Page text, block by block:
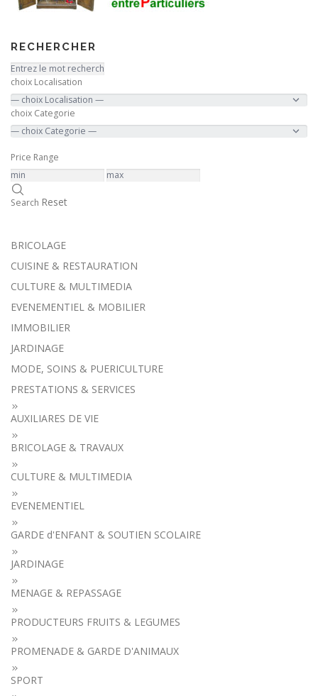
RECHERCHER
choix Localisation
choix Categorie
Price Range
Search Reset
BRICOLAGE
CUISINE & RESTAURATION
CULTURE & MULTIMEDIA
EVENEMENTIEL & MOBILIER
IMMOBILIER
JARDINAGE
MODE, SOINS & PUERICULTURE
PRESTATIONS & SERVICES
AUXILIARES DE VIE
BRICOLAGE & TRAVAUX
CULTURE & MULTIMEDIA
EVENEMENTIEL
GARDE d'ENFANT & SOUTIEN SCOLAIRE
JARDINAGE
MENAGE & REPASSAGE
PRODUCTEURS FRUITS & LEGUMES
PROMENADE & GARDE D'ANIMAUX
SPORT